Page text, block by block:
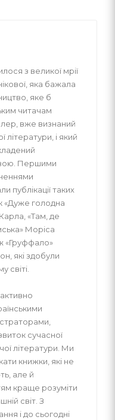
Напівдикий.
з великої мрії
яка бажала
яке б
читачам
вже визнаний
літератури, і який
Першими
публікації таких
«Дуже голодна
«Там, де
Моріса
«Груффало»
які здобули
світі.
сучасної
літератури. Ми
книжки, які не
але й
краще розуміти
світ. З
і до сьогодні